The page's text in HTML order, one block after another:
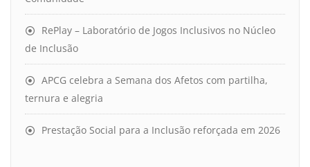
RePlay – Laboratório de Jogos Inclusivos no Núcleo
de Inclusão
APCG celebra a Semana dos Afetos com partilha,
ternura e alegria
Prestação Social para a Inclusão reforçada em 2026